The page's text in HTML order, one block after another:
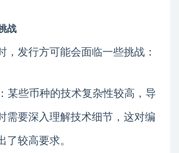
战
，发行方可能会面临一些挑战：
某些币种的技术复杂性较高，导
需要深入理解技术细节，这对编
了较高要求。